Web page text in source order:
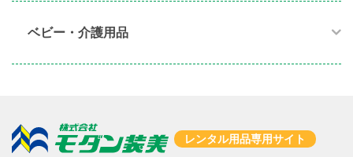
ベビー・介護用品​
レンタル用品専用サイト